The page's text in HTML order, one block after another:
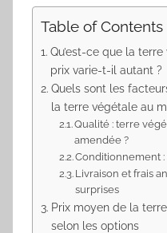
Table of Contents
Qu’est-ce que la
prix varie-t-il autant ?
Quels sont les
la terre végétale au
Qualité : terre
amendée ?
Conditionnement :
Livraison et frais
surprises
Prix moyen de la
selon les options